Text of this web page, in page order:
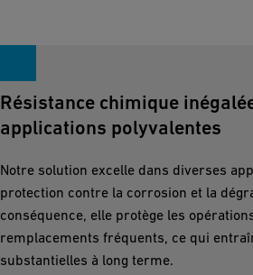
Résistance chimique
applications polyvalentes
Notre solution excelle dans diverses
protection contre la corrosion et la
conséquence, elle protège les
remplacements fréquents, ce qui
substantielles à long terme.